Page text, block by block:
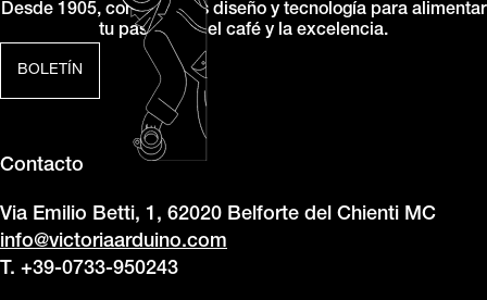
BOLETÍN
Desde 1905, combinamos diseño y tecnología para alimentar
tu pasión por el café y la excelencia.
Contacto
Via Emilio Betti, 1, 62020 Belforte del Chienti MC
info@victoriaarduino.com
T. +39-0733-950243